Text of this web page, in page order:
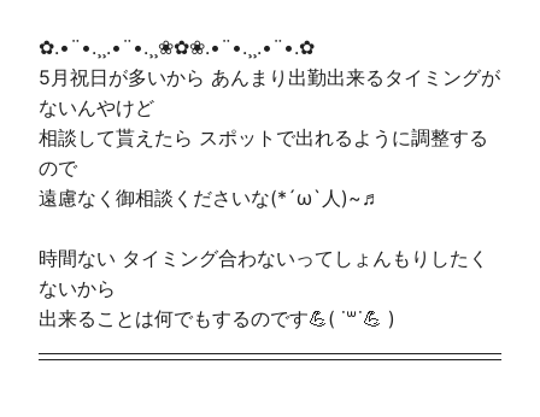
✿.•¨•.¸¸.•¨•.¸¸❀✿❀.•¨•.¸¸.•¨•.✿
5月祝日が多いから あんまり出勤出来るタイミングが
ないんやけど
相談して貰えたら スポットで出れるように調整する
ので
遠慮なく御相談くださいな(*´ω`人)~♬
時間ない タイミング合わないってしょんもりしたく
ないから
出来ることは何でもするのです💪( ˙꒳​˙💪 )